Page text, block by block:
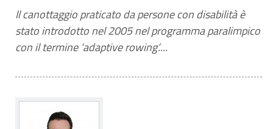
Il canottaggio praticato da persone con disabilità è
stato introdotto nel 2005 nel programma paralimpico
con il termine ‘adaptive rowing’....